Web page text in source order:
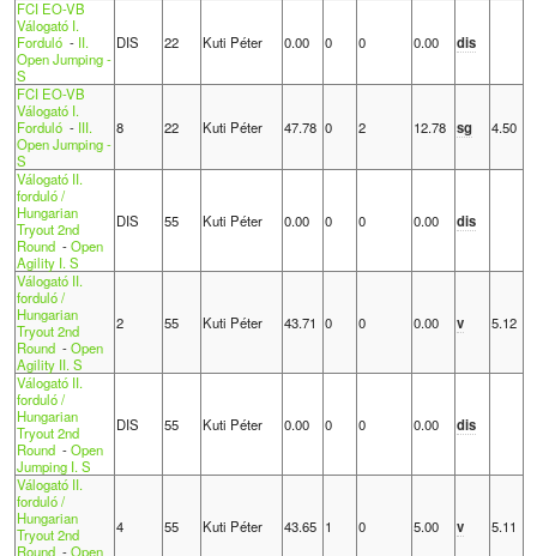
FCI EO-VB
Válogató I.
Forduló - II.
Open Jumping -
S
DIS 22 Kuti Péter 0.00 0 0 0.00 dis
FCI EO-VB
Válogató I.
Forduló - III.
Open Jumping -
S
8 22 Kuti Péter 47.78 0 2 12.78 sg 4.50
Válogató II.
forduló /
Hungarian
Tryout 2nd
Round -Open
Agility I. S
DIS 55 Kuti Péter 0.00 0 0 0.00 dis
Válogató II.
forduló /
Hungarian
Tryout 2nd
Round -Open
Agility II. S
2 55 Kuti Péter 43.71 0 0 0.00 v 5.12
Válogató II.
forduló /
Hungarian
Tryout 2nd
Round -Open
Jumping I. S
DIS 55 Kuti Péter 0.00 0 0 0.00 dis
Válogató II.
forduló /
Hungarian
Tryout 2nd
Round -Open
4 55 Kuti Péter 43.65 1 0 5.00 v 5.11